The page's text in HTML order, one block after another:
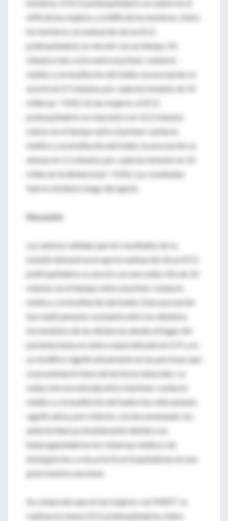
hombres. El ECG prehospitalario se realizó en el
64% de las mujeres y el 68% de los hombres. Entre
los hombres, la realización de un ECG
prehospitalario se vinculó con un tiempo 10
minutos más corto entre el primer contacto
médico y la insuflación del balón; la asociación se
acortó en 0.7 minutos por cada incremento de 10
millas (p = 0.01). En las mujeres, el ECG
prehospitalario se relacionó con 12.2 minutos
menos en el tiempo entre el primer contacto
médico y la insuflación del balón; la asociación se
atenuó en 1.1 minutos por cada incremento en 10
millas en la distancia (p = 0.01). Los resultados
fueron similares luego del ajuste.
Discusión
Los autores señalan que los resultados de su
estudio demostraron que la realización de un ECG
prehospitalario se asoció con una reducción de 10
minutos en el tiempo entre el primer contacto
médico y la insuflación del balón. Esta asociación
fue relativamente constante entre los distintos
incrementos de las distancias desde el hogar del
paciente hasta el centro especializado en ICP y no
se modificó significativamente en las personas que
se presentaron fuera de las horas laborales. La
reducción encontrada entre el primer contacto
médico y la insuflación del balón fue clínicamente
significativa, pero inferior a la documentada con
anterioridad, probablemente debido a la
heterogeneidad en los sistemas médicos de
emergencias y a las prácticas hospitalarias en una
gran muestra nacional.
Se comprobó que en las mujeres con IMEST se
realizaron menos ECG prehospitalarios, hubo